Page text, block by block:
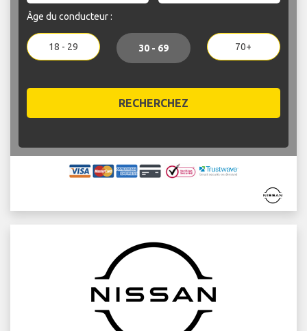
Âge du conducteur :
18 - 29 30 - 69 70+
RECHERCHEZ